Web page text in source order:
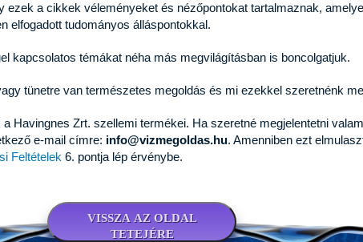
ezek a cikkek véleményeket és nézőpontokat tartalmaznak,
elfogadott tudományos álláspontokkal.
kapcsolatos témákat néha más megvilágításban is boncolgatjuk.
tünetre van természetes megoldás és mi ezekkel szeretnénk
Havingnes Zrt. szellemi termékei. Ha szeretné megjelentetni
e-mail címre: info@vizmegoldas.hu. Amenniben ezt
Feltételek 6. pontja lép érvénybe.
VISSZA AZ OLDAL
TETEJÉRE